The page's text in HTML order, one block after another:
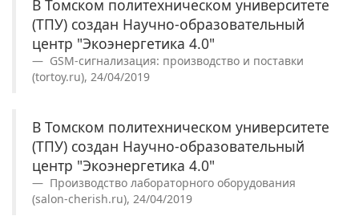
В Томском политехническом университете
(ТПУ) создан Научно-образовательный
центр "Экоэнергетика 4.0"
GSM-сигнализация: производство и поставки
(tortoy.ru), 24/04/2019
В Томском политехническом университете
(ТПУ) создан Научно-образовательный
центр "Экоэнергетика 4.0"
Производство лабораторного оборудования
(salon-cherish.ru), 24/04/2019